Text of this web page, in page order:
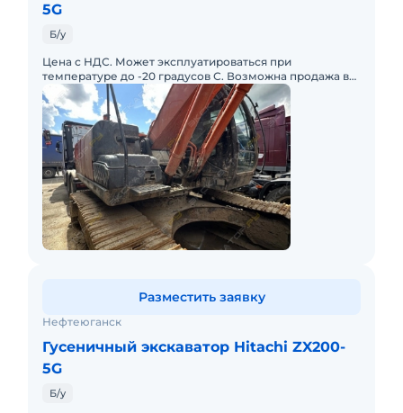
5G
Б/у
Цена с НДС. Может эксплуатироваться при
температуре до -20 градусов С. Возможна продажа в
лизинг.
Нефтеюганск
Гусеничный экскаватор Hitachi ZX200-
5G
Б/у
Разместить заявку